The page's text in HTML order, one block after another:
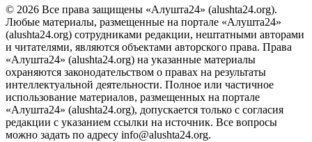
© 2026 Все права защищены «Алушта24» (alushta24.org).
Любые материалы, размещенные на портале «Алушта24»
(alushta24.org) сотрудниками редакции, нештатными авторами
и читателями, являются объектами авторского права. Права
«Алушта24» (alushta24.org) на указанные материалы
охраняются законодательством о правах на результаты
интеллектуальной деятельности. Полное или частичное
использование материалов, размещенных на портале
«Алушта24» (alushta24.org), допускается только с согласия
редакции с указанием ссылки на источник. Все вопросы
можно задать по адресу info@alushta24.org.